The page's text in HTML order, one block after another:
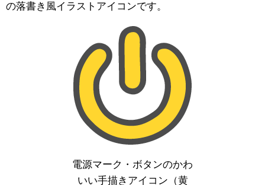
の落書き風イラストアイコンです。
電源マーク・ボタンのかわ
いい手描きアイコン（黄